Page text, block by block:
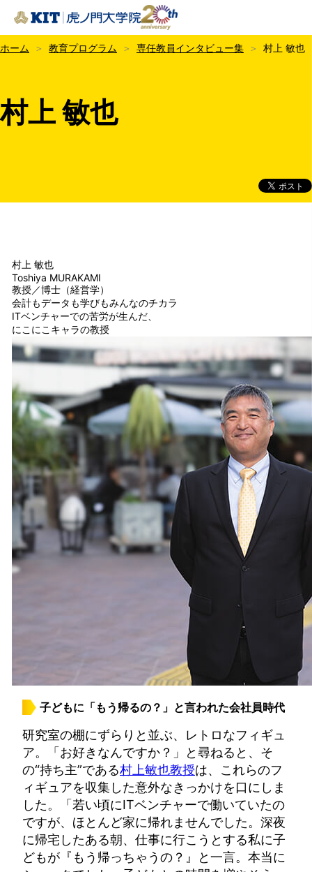
KIT虎ノ門大学院
ホーム 教育プログラム 専任教員インタビュー集 村上 敏也
村上 敏也
村上 敏也
Toshiya MURAKAMI
教授／博士（経営学）
会計もデータも学びもみんなのチカラ
ITベンチャーでの苦労が生んだ、
にこにこキャラの教授
子どもに「もう帰るの？」と言われた会社員時代
研究室の棚にずらりと並ぶ、レトロなフィギュ
ア。「お好きなんですか？」と尋ねると、そ
の“持ち主”である村上敏也教授は、これらのフ
ィギュアを収集した意外なきっかけを口にしま
した。「若い頃にITベンチャーで働いていたの
ですが、ほとんど家に帰れませんでした。深夜
に帰宅したある朝、仕事に行こうとする私に子
どもが『もう帰っちゃうの？』と一言。本当に